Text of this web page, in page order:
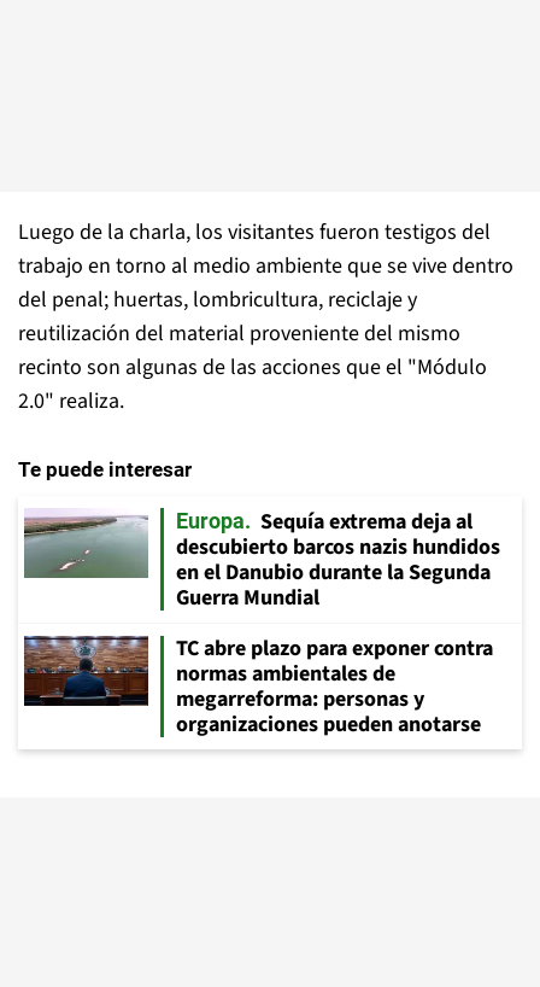
Luego de la charla, los visitantes fueron testigos del
trabajo en torno al medio ambiente que se vive dentro
del penal; huertas, lombricultura, reciclaje y
reutilización del material proveniente del mismo
recinto son algunas de las acciones que el "Módulo
2.0" realiza.
Te puede interesar
Europa
Sequía extrema deja al
descubierto barcos nazis hundidos
en el Danubio durante la Segunda
Guerra Mundial
TC abre plazo para exponer contra
normas ambientales de
megarreforma: personas y
organizaciones pueden anotarse